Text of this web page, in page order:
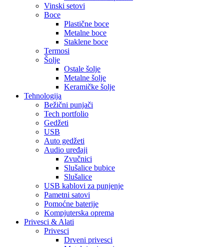
Vinski setovi
Boce
Plastične boce
Metalne boce
Staklene boce
Termosi
Šolje
Ostale šolje
Metalne šolje
Keramičke šolje
Tehnologija
Bežični punjači
Tech portfolio
Gedžeti
USB
Auto gedžeti
Audio uređaji
Zvučnici
Slušalice bubice
Slušalice
USB kablovi za punjenje
Pametni satovi
Pomoćne baterije
Kompjuterska oprema
Privesci & Alati
Privesci
Drveni privesci